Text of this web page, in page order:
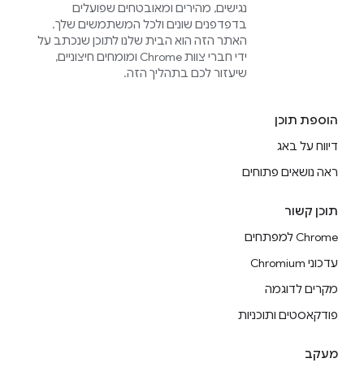
נגישים, מהירים ומאובטחים שפועלים
בדפדפנים שונים ולכל המשתמשים שלך.
האתר הזה הוא הבית שלנו לתוכן שנכתב על
ידי חברי צוות Chrome ומומחים חיצוניים,
שיעזור לכם בתהליך הזה.
הוספת תוכן
דיווח על באג
ראה נושאים פתוחים
תוכן קשור
Chrome למפתחים
עדכוני Chromium
מקרים לדוגמה
פודקאסטים ותוכניות
מעקב